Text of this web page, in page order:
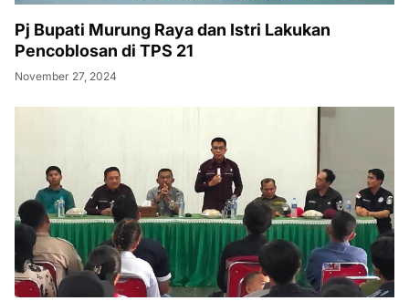
Pj Bupati Murung Raya dan Istri Lakukan
Pencoblosan di TPS 21
November 27, 2024